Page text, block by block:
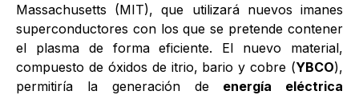
Massachusetts (MIT), que utilizará nuevos imanes
superconductores con los que se pretende contener
el plasma de forma eficiente. El nuevo material,
compuesto de óxidos de itrio, bario y cobre (YBCO),
permitiría la generación de energía eléctrica